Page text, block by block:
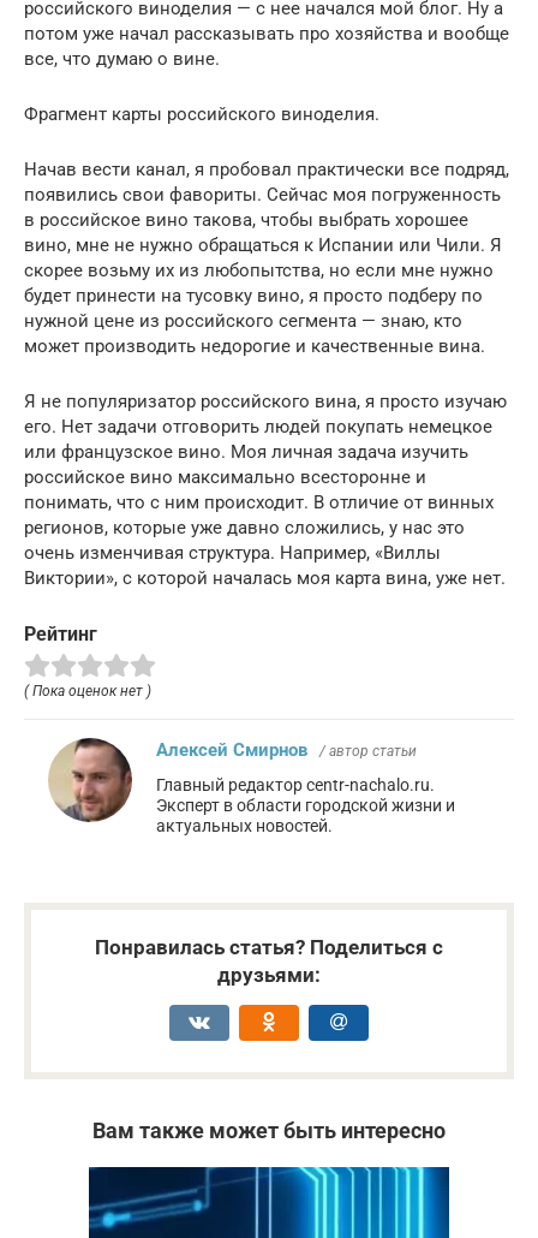
российского виноделия — с нее начался мой блог. Ну а
потом уже начал рассказывать про хозяйства и вообще
все, что думаю о вине.
Фрагмент карты российского виноделия.
Начав вести канал, я пробовал практически все подряд,
появились свои фавориты. Сейчас моя погруженность
в российское вино такова, чтобы выбрать хорошее
вино, мне не нужно обращаться к Испании или Чили. Я
скорее возьму их из любопытства, но если мне нужно
будет принести на тусовку вино, я просто подберу по
нужной цене из российского сегмента — знаю, кто
может производить недорогие и качественные вина.
Я не популяризатор российского вина, я просто изучаю
его. Нет задачи отговорить людей покупать немецкое
или французское вино. Моя личная задача изучить
российское вино максимально всесторонне и
понимать, что с ним происходит. В отличие от винных
регионов, которые уже давно сложились, у нас это
очень изменчивая структура. Например, «Виллы
Виктории», с которой началась моя карта вина, уже нет.
Рейтинг
( Пока оценок нет )
Алексей Смирнов / автор статьи
Главный редактор centr-nachalo.ru.
Эксперт в области городской жизни и
актуальных новостей.
Понравилась статья? Поделиться с
друзьями:
Вам также может быть интересно